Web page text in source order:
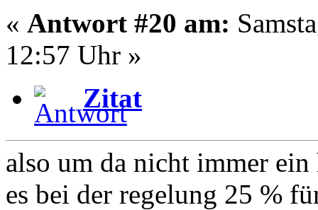
« Antwort #20 am:
12:57 Uhr »
Zitat
also um da nicht immer
es bei der regelung 25 %